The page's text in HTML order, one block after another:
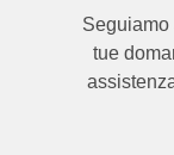
Seguiamo
tue